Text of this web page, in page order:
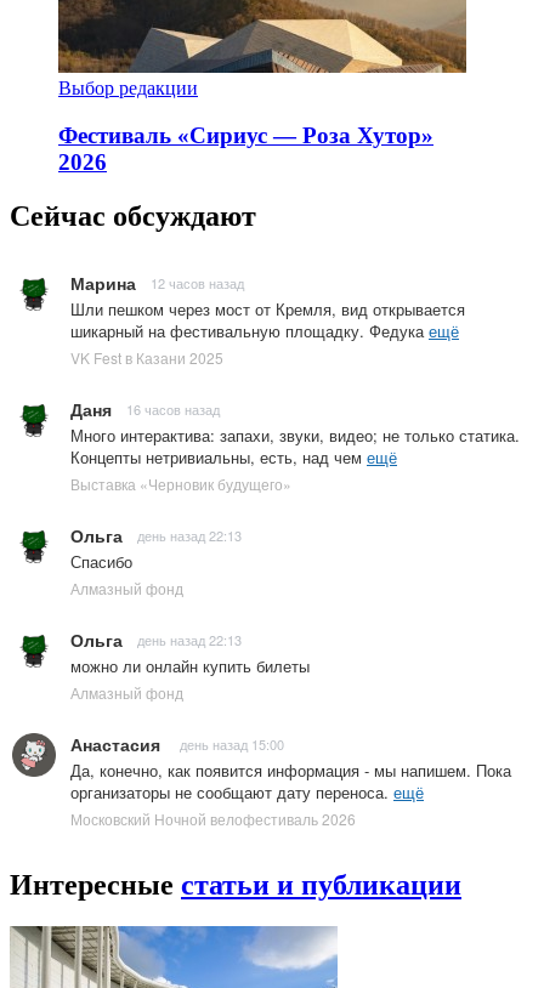
Выбор редакции
Фестиваль «Сириус — Роза Хутор»
2026
Сейчас обсуждают
Марина 12 часов назад
Шли пешком через мост от Кремля, вид открывается
шикарный на фестивальную площадку. Федука ещё
VK Fest в Казани 2025
Даня 16 часов назад
Много интерактива: запахи, звуки, видео; не только статика.
Концепты нетривиальны, есть, над чем ещё
Выставка «Черновик будущего»
Ольга день назад 22:13
Спасибо
Алмазный фонд
Ольга день назад 22:13
можно ли онлайн купить билеты
Алмазный фонд
Анастасия день назад 15:00
Да, конечно, как появится информация - мы напишем. Пока
организаторы не сообщают дату переноса. ещё
Московский Ночной велофестиваль 2026
Интересные статьи и публикации